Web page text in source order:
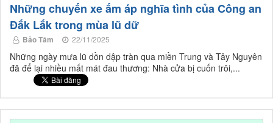
Những chuyến xe ấm áp nghĩa tình của Công an
Đắk Lắk trong mùa lũ dữ
Bảo Tâm 22/11/2025
Những ngày mưa lũ dồn dập tràn qua miền Trung và Tây Nguyên
đã để lại nhiều mất mát đau thương: Nhà cửa bị cuốn trôi,...